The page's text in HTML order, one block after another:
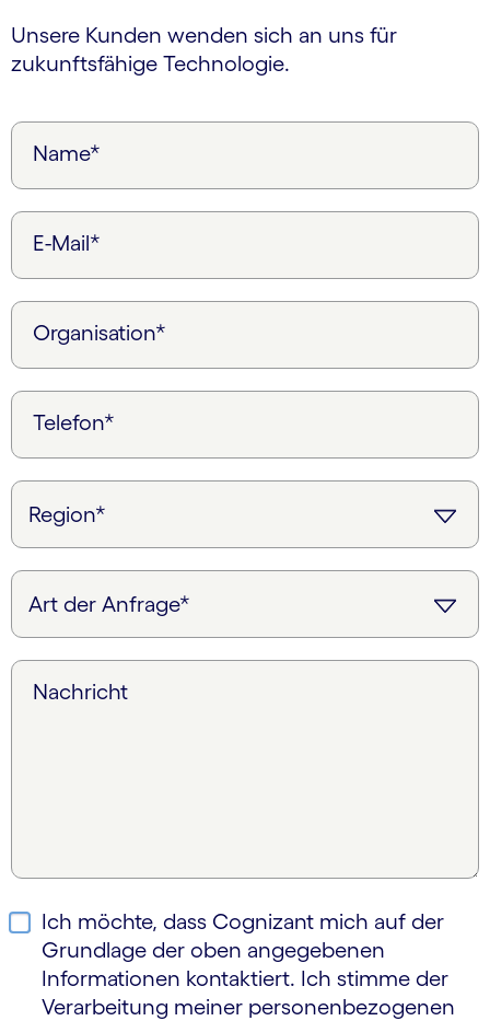
Unsere Kunden wenden sich an uns für
zukunftsfähige Technologie.
Name*
E-Mail*
Organisation*
Telefon*
Nachricht
Ich möchte, dass Cognizant mich auf der
Grundlage der oben angegebenen
Informationen kontaktiert. Ich stimme der
Verarbeitung meiner personen­bezogenen